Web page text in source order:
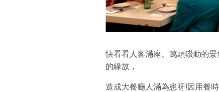
快看看人客滿座、萬頭鑽動的
的緣故，
造成大餐廳人滿為患呀!因用餐